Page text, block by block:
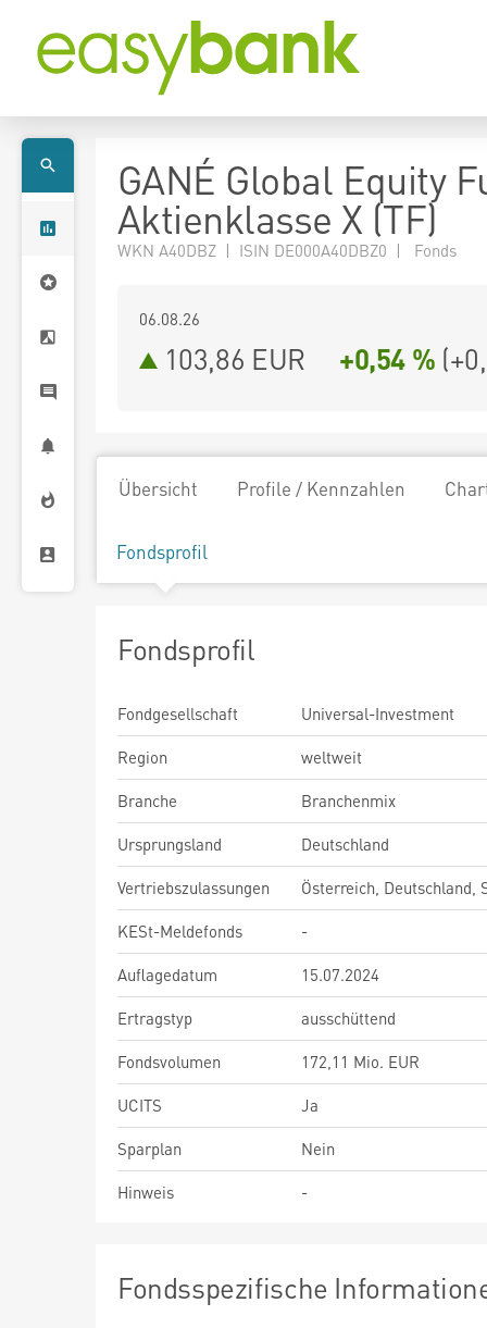
GANÉ Global Equity
Aktienklasse X (TF)
WKN A40DBZ | ISIN DE000A40DBZ0 | Fonds
06.08.26
103,86 EUR +0,54 % (
Übersicht Profile / Kennzahlen
Fondsprofil
Fondsprofil
Fondgesellschaft
Universal-Investment
Region
weltweit
Branche
Branchenmix
Ursprungsland
Deutschland
Vertriebszulassungen
Österreich, Deutschland,
KESt-Meldefonds
-
Auflagedatum
15.07.2024
Ertragstyp
ausschüttend
Fondsvolumen
172,11 Mio. EUR
UCITS
Ja
Sparplan
Nein
Hinweis
-
Fondsspezifische